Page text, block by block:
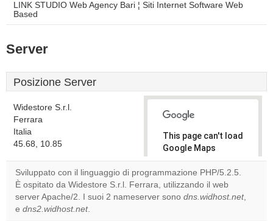
LINK STUDIO Web Agency Bari ¦ Siti Internet Software Web
Based
Server
Posizione Server
Widestore S.r.l.
Ferrara
Italia
45.68, 10.85
This page can't load
Google Maps
correctly.
Do you
own this
OK
Sviluppato con il linguaggio di programmazione PHP/5.2.5.
È ospitato da Widestore S.r.l. Ferrara, utilizzando il web
server Apache/2. I suoi 2 nameserver sono dns.widhost.net,
e dns2.widhost.net.